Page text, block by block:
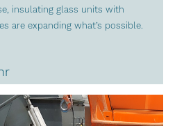
insulating glass units with
are expanding what’s possible.